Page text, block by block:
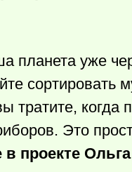
планета уже
сортировать
тратите, когда
Это
в проекте